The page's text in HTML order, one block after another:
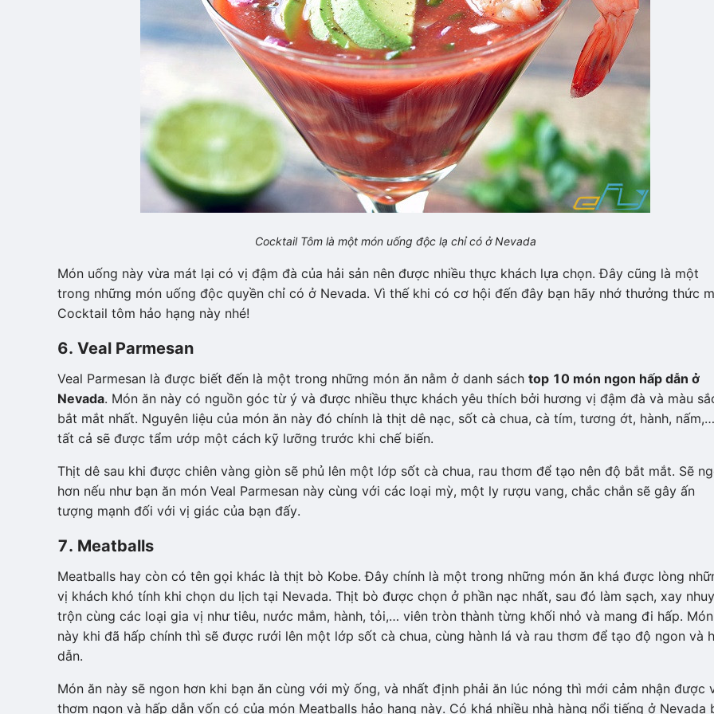
Cocktail Tôm là một món uống độc lạ chỉ có ở Nevada
Món uống này vừa mát lại có vị đậm đà của hải sản nên được nhiều thực khách lựa chọn. Đây cũng là một
trong những món uống độc quyền chỉ có ở Nevada. Vì thế khi có cơ hội đến đây bạn hãy nhớ thưởng thức
Cocktail tôm hảo hạng này nhé!
6. Veal Parmesan
Veal Parmesan là được biết đến là một trong những món ăn nằm ở danh sách top 10 món ngon hấp dẫn ở
Nevada. Món ăn này có nguồn góc từ ý và được nhiều thực khách yêu thích bởi hương vị đậm đà và màu
bắt mắt nhất. Nguyên liệu của món ăn này đó chính là thịt dê nạc, sốt cà chua, cà tím, tương ớt, hành, nấm,…
tất cả sẽ được tẩm ướp một cách kỹ lưỡng trước khi chế biến.
Thịt dê sau khi được chiên vàng giòn sẽ phủ lên một lớp sốt cà chua, rau thơm để tạo nên độ bắt mắt. Sẽ
hơn nếu như bạn ăn món Veal Parmesan này cùng với các loại mỳ, một ly rượu vang, chắc chắn sẽ gây ấn
tượng mạnh đối với vị giác của bạn đấy.
7. Meatballs
Meatballs hay còn có tên gọi khác là thịt bò Kobe. Đây chính là một trong những món ăn khá được lòng
vị khách khó tính khi chọn du lịch tại Nevada. Thịt bò được chọn ở phần nạc nhất, sau đó làm sạch, xay
trộn cùng các loại gia vị như tiêu, nước mắm, hành, tỏi,… viên tròn thành từng khối nhỏ và mang đi hấp.
này khi đã hấp chính thì sẽ được rưới lên một lớp sốt cà chua, cùng hành lá và rau thơm để tạo độ ngon và
dẫn.
Món ăn này sẽ ngon hơn khi bạn ăn cùng với mỳ ống, và nhất định phải ăn lúc nóng thì mới cảm nhận được
thơm ngon và hấp dẫn vốn có của món Meatballs hảo hạng này. Có khá nhiều nhà hàng nổi tiếng ở Nevada